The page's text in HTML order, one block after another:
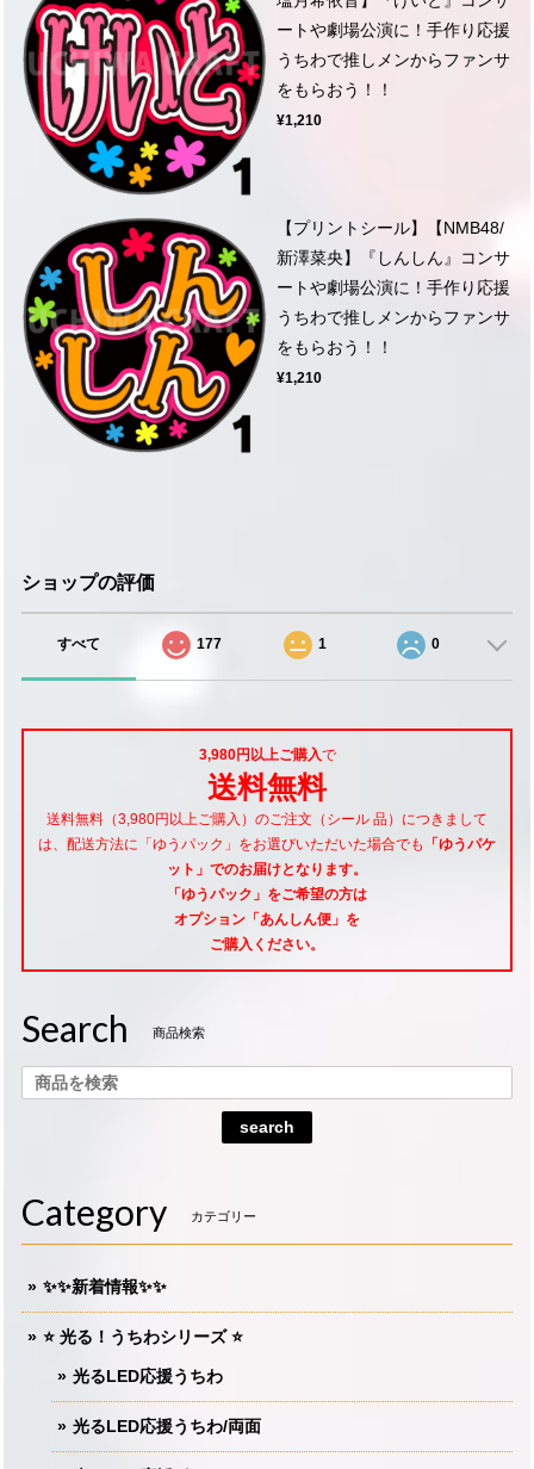
ートや劇場公演に！手作り応援
うちわで推しメンからファンサ
をもらおう！！
¥1,210
【プリントシール】【NMB48/
新澤菜央】『しんしん』コンサ
ートや劇場公演に！手作り応援
うちわで推しメンからファンサ
をもらおう！！
¥1,210
ショップの評価
すべて 177 1 0
3,980円以上ご購入で
送料無料
送料無料（3,980円以上ご購入）のご注文（シール 品）につきまして
は、配送方法に「ゆうパック」をお選びいただいた場合でも
「ゆうパケ
ット」でのお届けとなります。
「ゆうパック」をご希望の方は
オプション「あんしん便」 を
ご購入ください。
Search 商品検索
search
Category カテゴリー
✨✨新着情報✨✨
⭐️ 光る！うちわシリーズ ⭐️
光るLED応援うちわ
光るLED応援うちわ/両面